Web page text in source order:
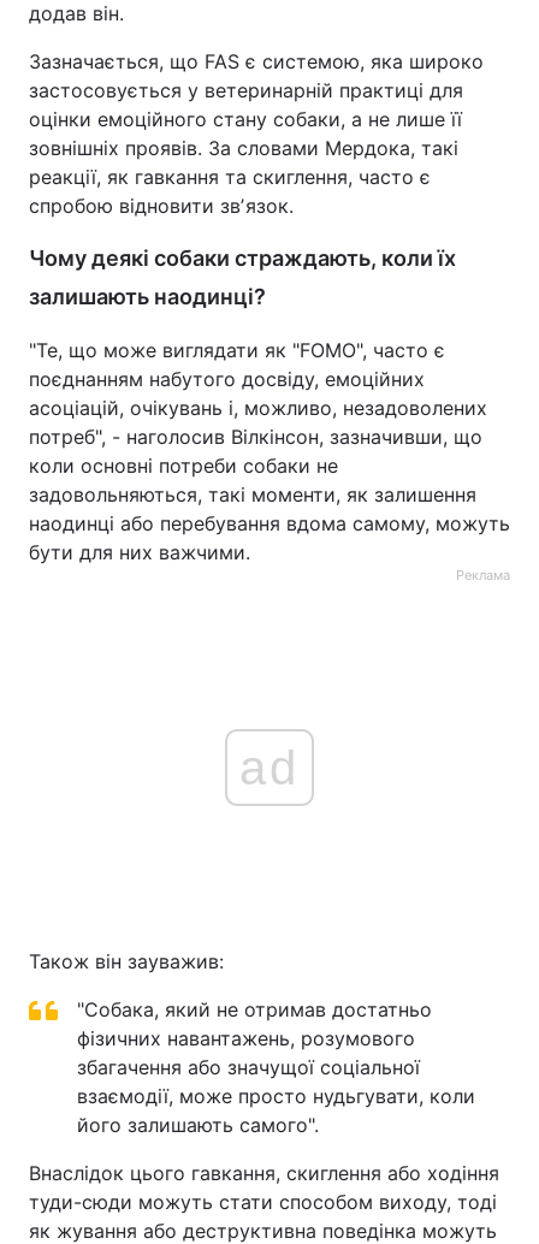
додав він.
Зазначається, що FAS є системою, яка широко
застосовується у ветеринарній практиці для
оцінки емоційного стану собаки, а не лише її
зовнішніх проявів. За словами Мердока, такі
реакції, як гавкання та скиглення, часто є
спробою відновити звʼязок.
Чому деякі собаки страждають, коли їх
залишають наодинці?
"Те, що може виглядати як "FOMO", часто є
поєднанням набутого досвіду, емоційних
асоціацій, очікувань і, можливо, незадоволених
потреб", - наголосив Вілкінсон, зазначивши, що
коли основні потреби собаки не
задовольняються, такі моменти, як залишення
наодинці або перебування вдома самому, можуть
бути для них важчими.
Реклама
ad
Також він зауважив:
"Собака, який не отримав достатньо
фізичних навантажень, розумового
збагачення або значущої соціальної
взаємодії, може просто нудьгувати, коли
його залишають самого".
Внаслідок цього гавкання, скиглення або ходіння
туди-сюди можуть стати способом виходу, тоді
як жування або деструктивна поведінка можуть